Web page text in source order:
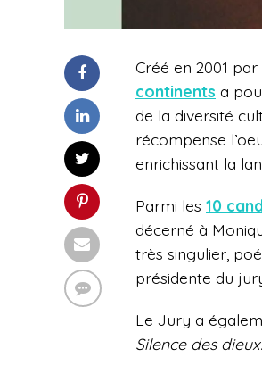
Créé en 2001
continents a
de la diversité
récompense
enrichissant la
Parmi les 10
décerné à
très singulier,
présidente du
Le Jury a
Silence des dieux.